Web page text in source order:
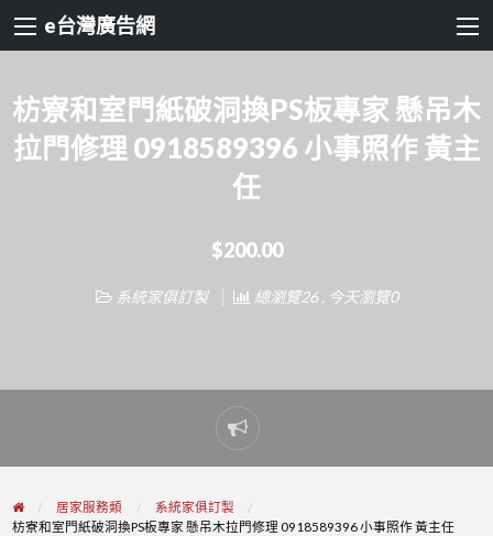
e台灣廣告網
枋寮和室門紙破洞換PS板專家 懸吊木
拉門修理 0918589396 小事照作 黃主
任
$200.00
系統家俱訂製 總瀏覽26 , 今天瀏覽0
Report
problem
居家服務類
系統家俱訂製
枋寮和室門紙破洞換PS板專家 懸吊木拉門修理 0918589396 小事照作 黃主任